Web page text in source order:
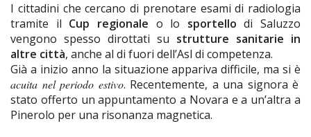
I cittadini che cercano di prenotare esami di radiologia
tramite il Cup regionale o lo sportellodi Saluzzo
vengono spesso dirottati su strutture sanitarie in
altre città, anche al di fuori dell’Asl di competenza.
Già a inizio anno la situazione appariva difficile, ma si è
acuita nel periodo estivo. Recentemente, a una signora è
stato offerto un appuntamento a Novara e a un’altra a
Pinerolo per una risonanza magnetica.